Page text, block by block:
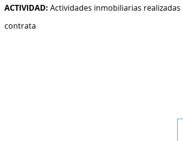
ACTIVIDAD: Actividades inmobiliarias
contrata